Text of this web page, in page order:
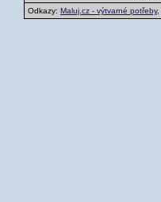
Odkazy: Maluj.cz - výtvarné potřeby,